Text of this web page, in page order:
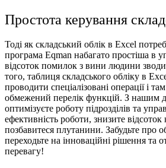
Простота керування
Тоді як складський облік в Excel
програма Eqman набагато простіша в
відсоток помилок з вини людини
того, таблиця складського обліку в
проводити спеціалізовані операції і
обмежений перелік функцій. З нашим
оптимізуєте роботу підрозділів та
ефективність роботи, знизите відсоток
позбавитеся плутанини. Забудьте про
переходьте на інноваційні рішення та
перевагу!